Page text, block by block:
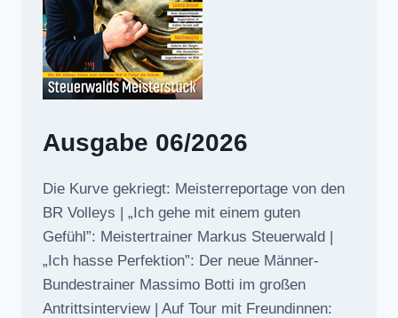
Ausgabe 06/2026
Die Kurve gekriegt: Meisterreportage von den
BR Volleys | „Ich gehe mit einem guten
Gefühl”: Meistertrainer Markus Steuerwald |
„Ich hasse Perfektion”: Der neue Männer-
Bundestrainer Massimo Botti im großen
Antrittsinterview | Auf Tour mit Freundinnen: